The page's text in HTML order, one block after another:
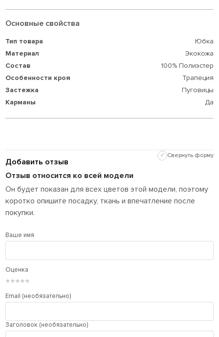
Основные свойства
Тип товара
Юбка
Материал
Экокожа
Состав
100% Полиэстер
Особенности кроя
Трaпеция
Застежка
Пуговицы
Карманы
Да
Добавить отзыв
✓ Свернуть форму
Отзыв относится ко всей модели
Он будет показан для всех цветов этой модели, поэтому
коротко опишите посадку, ткань и впечатление после
покупки.
Ваше имя
Оценка
★
★
★
★
★
Email (необязательно)
Заголовок (необязательно)